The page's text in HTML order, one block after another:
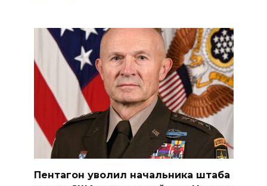
Пентагон уволил начальника штаба